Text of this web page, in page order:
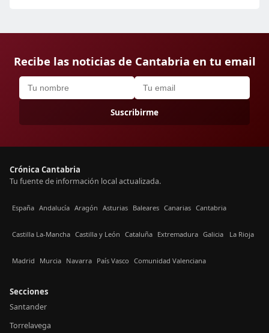
Recibe las noticias de Cantabria en tu email
Suscribirme
Crónica Cantabria
Tu fuente de información local actualizada.
España Andalucía Aragón Asturias Baleares Canarias Cantabria
Castilla La-Mancha Castilla y León Cataluña Extremadura Galicia La Rioja
Madrid Murcia Navarra País Vasco Comunidad Valenciana
Secciones
Santander
Torrelavega